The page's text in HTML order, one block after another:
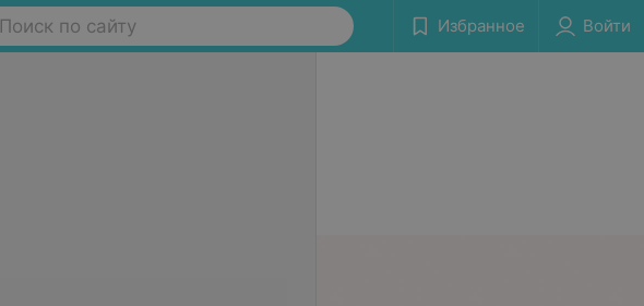
Поиск по сайту Избранное Войти